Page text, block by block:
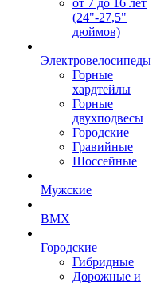
от 7 до 16 лет
(24"-27,5"
дюймов)
Электровелосипеды
Горные
хардтейлы
Горные
двухподвесы
Городские
Гравийные
Шоссейные
Мужские
BMX
Городские
Гибридные
Дорожные и